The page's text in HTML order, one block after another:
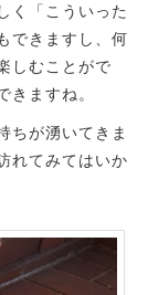
く「こういった
できますし、何
しむことがで
きますね。
ちが湧いてきま
れてみてはいか